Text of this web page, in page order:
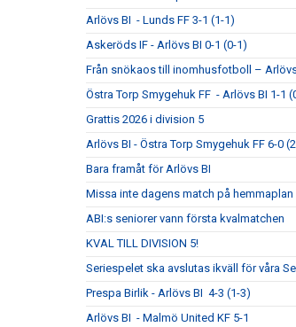
Arlövs BI - Lunds FF 3-1 (1-1)
Askeröds IF - Arlövs BI 0-1 (0-1)
Från snökaos till inomhusfotboll –
Östra Torp Smygehuk FF - Arlövs BI 1-1
Grattis 2026 i division 5
Arlövs BI - Östra Torp Smygehuk FF 6-0
Bara framåt för Arlövs BI
Missa inte dagens match på hemmaplan
ABI:s seniorer vann första kvalmatchen
KVAL TILL DIVISION 5!
Seriespelet ska avslutas ikväll för våra
Prespa Birlik - Arlövs BI 4-3 (1-3)
Arlövs BI - Malmö United KF 5-1